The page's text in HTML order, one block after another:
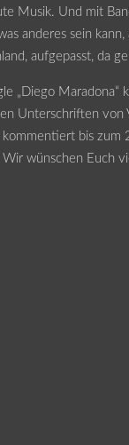
Musik. Und mit
anderes sein
aufgepasst, da
„Diego
Unterschriften
bis
wünschen Euch